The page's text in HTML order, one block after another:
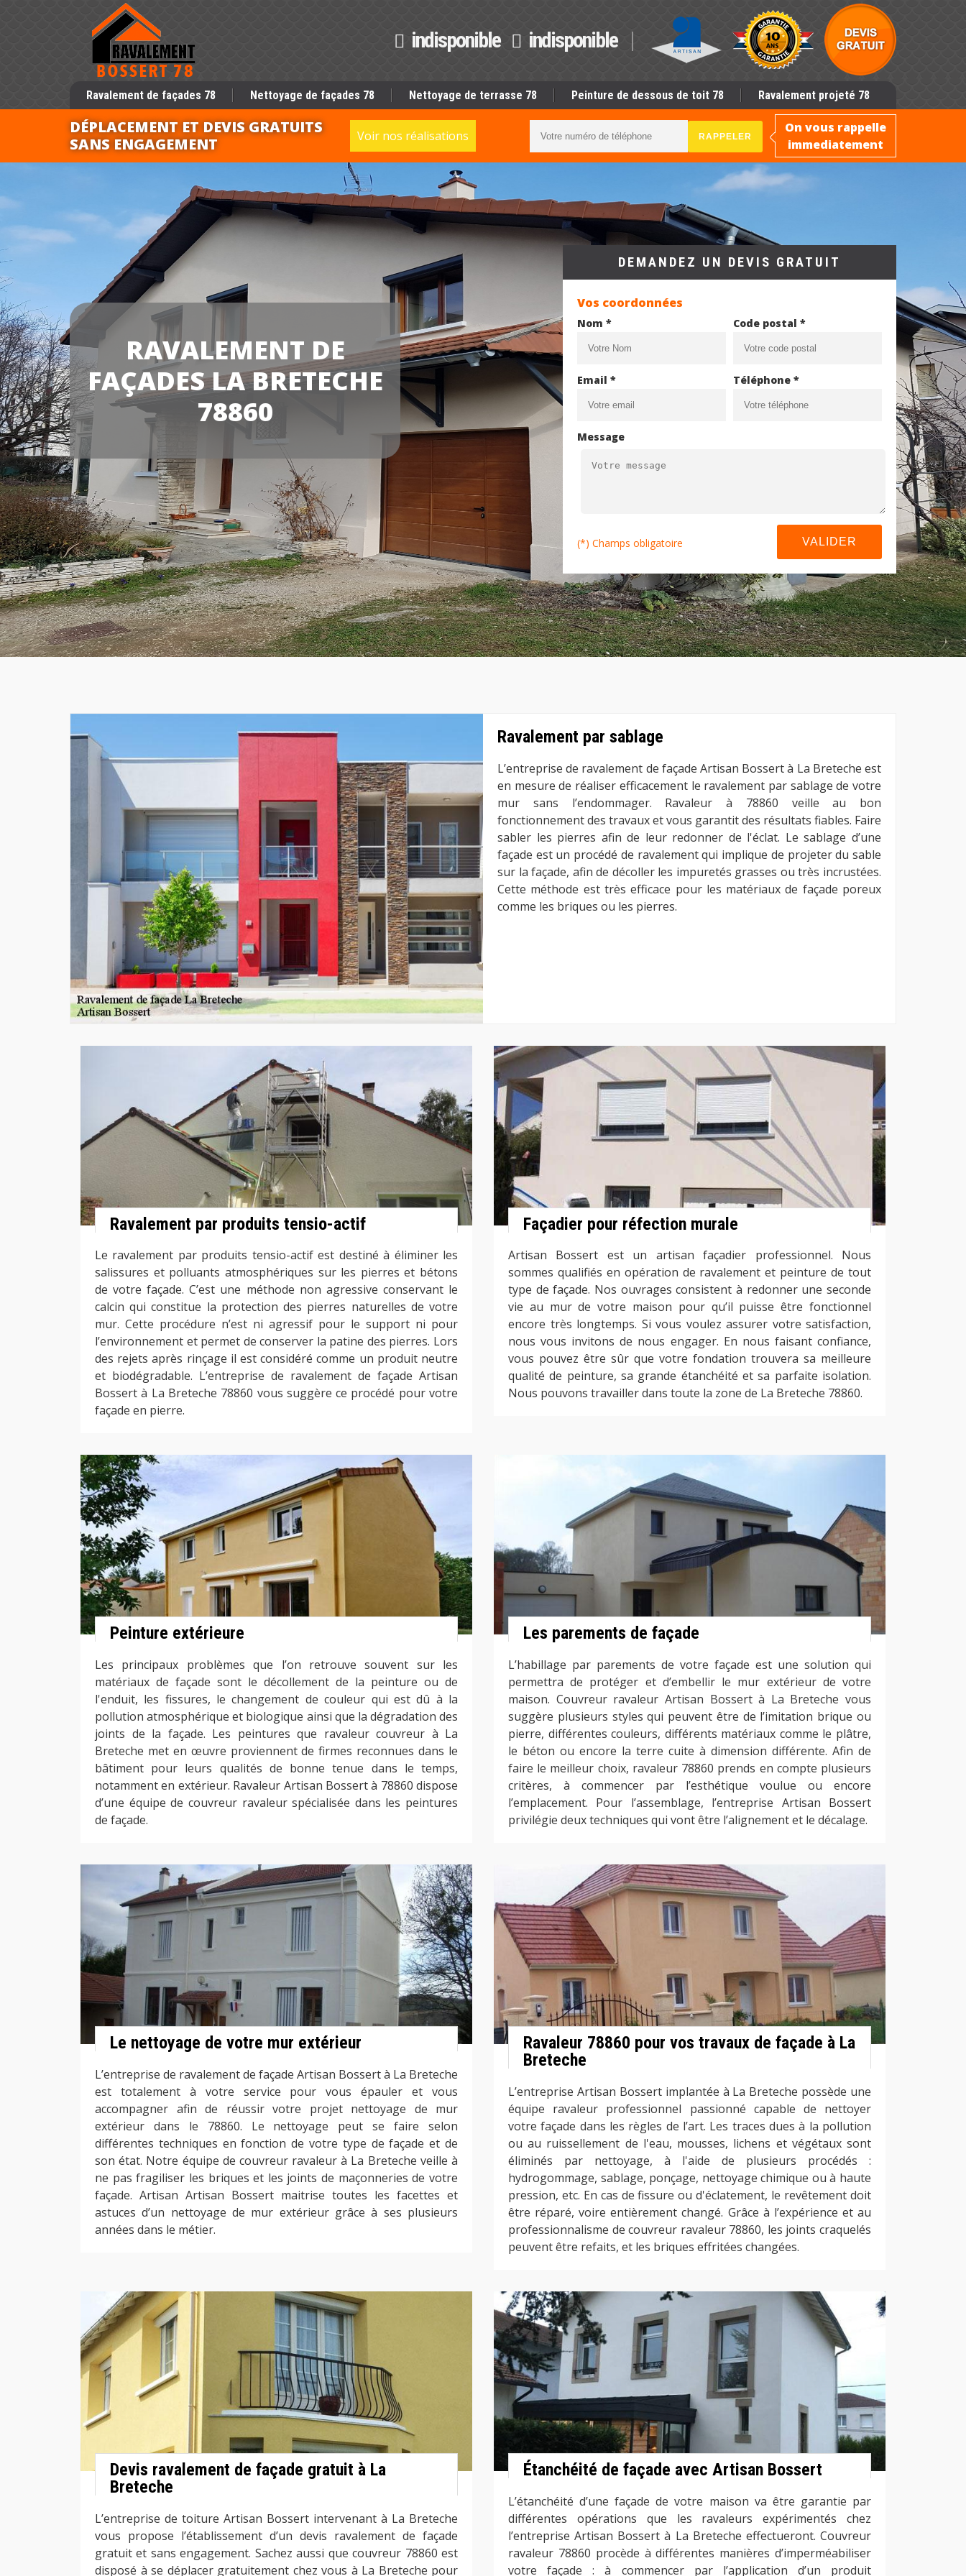
indisponible indisponible
Ravalement de façades 78 Nettoyage de façades 78 Nettoyage de terrasse 78 Peinture de dessous de toit 78 Ravalement projeté 78
DÉPLACEMENT ET DEVIS GRATUITS
SANS ENGAGEMENT
Voir nos réalisations
On vous rappelle
immediatement
RAVALEMENT DE
FAÇADES LA BRETECHE
78860
DEMANDEZ UN DEVIS GRATUIT
Vos coordonnées
Nom * Code postal *
Email * Téléphone *
Message
(*) Champs obligatoire
Ravalement par sablage
L’entreprise de ravalement de façade Artisan Bossert à La Breteche est
en mesure de réaliser efficacement le ravalement par sablage de votre
mur sans l’endommager. Ravaleur à 78860 veille au bon
fonctionnement des travaux et vous garantit des résultats fiables. Faire
sabler les pierres afin de leur redonner de l'éclat. Le sablage d’une
façade est un procédé de ravalement qui implique de projeter du sable
sur la façade, afin de décoller les impuretés grasses ou très incrustées.
Cette méthode est très efficace pour les matériaux de façade poreux
comme les briques ou les pierres.
Ravalement par produits tensio-actif
Le ravalement par produits tensio-actif est destiné à éliminer les
salissures et polluants atmosphériques sur les pierres et bétons
de votre façade. C’est une méthode non agressive conservant le
calcin qui constitue la protection des pierres naturelles de votre
mur. Cette procédure n’est ni agressif pour le support ni pour
l’environnement et permet de conserver la patine des pierres. Lors
des rejets après rinçage il est considéré comme un produit neutre
et biodégradable. L’entreprise de ravalement de façade Artisan
Bossert à La Breteche 78860 vous suggère ce procédé pour votre
façade en pierre.
Façadier pour réfection murale
Artisan Bossert est un artisan façadier professionnel. Nous
sommes qualifiés en opération de ravalement et peinture de tout
type de façade. Nos ouvrages consistent à redonner une seconde
vie au mur de votre maison pour qu’il puisse être fonctionnel
encore très longtemps. Si vous voulez assurer votre satisfaction,
nous vous invitons de nous engager. En nous faisant confiance,
vous pouvez être sûr que votre fondation trouvera sa meilleure
qualité de peinture, sa grande étanchéité et sa parfaite isolation.
Nous pouvons travailler dans toute la zone de La Breteche 78860.
Peinture extérieure
Les principaux problèmes que l’on retrouve souvent sur les
matériaux de façade sont le décollement de la peinture ou de
l'enduit, les fissures, le changement de couleur qui est dû à la
pollution atmosphérique et biologique ainsi que la dégradation des
joints de la façade. Les peintures que ravaleur couvreur à La
Breteche met en œuvre proviennent de firmes reconnues dans le
bâtiment pour leurs qualités de bonne tenue dans le temps,
notamment en extérieur. Ravaleur Artisan Bossert à 78860 dispose
d’une équipe de couvreur ravaleur spécialisée dans les peintures
de façade.
Les parements de façade
L’habillage par parements de votre façade est une solution qui
permettra de protéger et d’embellir le mur extérieur de votre
maison. Couvreur ravaleur Artisan Bossert à La Breteche vous
suggère plusieurs styles qui peuvent être de l’imitation brique ou
pierre, différentes couleurs, différents matériaux comme le plâtre,
le béton ou encore la terre cuite à dimension différente. Afin de
faire le meilleur choix, ravaleur 78860 prends en compte plusieurs
critères, à commencer par l’esthétique voulue ou encore
l’emplacement. Pour l’assemblage, l’entreprise Artisan Bossert
privilégie deux techniques qui vont être l’alignement et le décalage.
Le nettoyage de votre mur extérieur
L’entreprise de ravalement de façade Artisan Bossert à La Breteche
est totalement à votre service pour vous épauler et vous
accompagner afin de réussir votre projet nettoyage de mur
extérieur dans le 78860. Le nettoyage peut se faire selon
différentes techniques en fonction de votre type de façade et de
son état. Notre équipe de couvreur ravaleur à La Breteche veille à
ne pas fragiliser les briques et les joints de maçonneries de votre
façade. Artisan Artisan Bossert maitrise toutes les facettes et
astuces d’un nettoyage de mur extérieur grâce à ses plusieurs
années dans le métier.
Ravaleur 78860 pour vos travaux de façade à La
Breteche
L’entreprise Artisan Bossert implantée à La Breteche possède une
équipe ravaleur professionnel passionné capable de nettoyer
votre façade dans les règles de l’art. Les traces dues à la pollution
ou au ruissellement de l'eau, mousses, lichens et végétaux sont
éliminés par nettoyage, à l'aide de plusieurs procédés :
hydrogommage, sablage, ponçage, nettoyage chimique ou à haute
pression, etc. En cas de fissure ou d'éclatement, le revêtement doit
être réparé, voire entièrement changé. Grâce à l’expérience et au
professionnalisme de couvreur ravaleur 78860, les joints craquelés
peuvent être refaits, et les briques effritées changées.
Devis ravalement de façade gratuit à La
Breteche
L’entreprise de toiture Artisan Bossert intervenant à La Breteche
vous propose l’établissement d’un devis ravalement de façade
gratuit et sans engagement. Sachez aussi que couvreur 78860 est
disposé à se déplacer gratuitement chez vous à La Breteche pour
Étanchéité de façade avec Artisan Bossert
L’étanchéité d’une façade de votre maison va être garantie par
différentes opérations que les ravaleurs expérimentés chez
l’entreprise Artisan Bossert à La Breteche effectueront. Couvreur
ravaleur 78860 procède à différentes manières d’imperméabiliser
votre façade : à commencer par l’application d’un produit